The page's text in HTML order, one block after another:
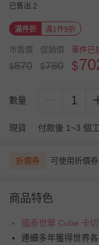
已售出 2
滿件折 滿1件9折
市售價
$870
促銷價
$780
單件已
$
數量 1
現貨 付款後 1~3 個
折價券 可使用折價券
商品特色
國泰世華 Cube 卡
連續多年獲得世界